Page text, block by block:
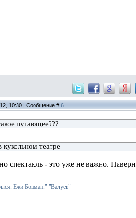
10:30 | Сообщение # 6
пугающее???
кукольном театре
спектакль - это уже не важно.
Ежи Боцман." "Валуев"